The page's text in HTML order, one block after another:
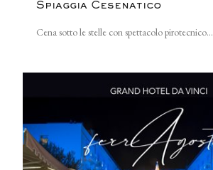
Spiaggia Cesenatico
Cena sotto le stelle con spettacolo pirotecnico...